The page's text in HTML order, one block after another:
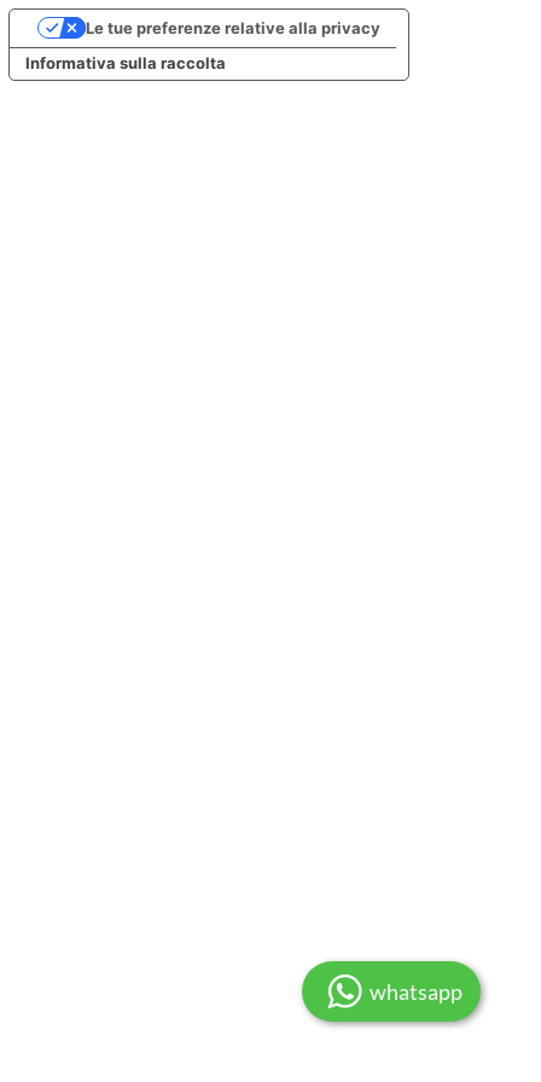
Informativa sulla raccolta
Le tue preferenze relative alla privacy
whatsapp